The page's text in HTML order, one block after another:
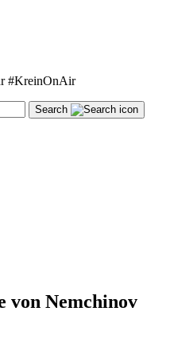
#KreinOnAir
Search
von Nemchinov